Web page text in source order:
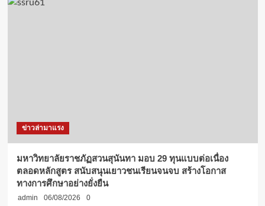
ข่าวล่ามาแรง
มหาวิทยาลัยราชภัฏสวนสุนันทา มอบ 29 ทุนแบบต่อเนื่อง
ตลอดหลักสูตร สนับสนุนเยาวชนเรียนจนจบ สร้างโอกาส
ทางการศึกษาอย่างยั่งยืน
admin 06/08/2026 0